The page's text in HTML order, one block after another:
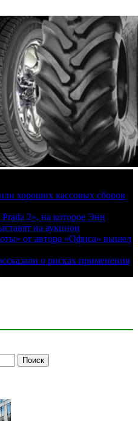
хороших кассовых сборов
2», на которое Энн
на аукцион
от автора «Офиса» вышел
о рисках применения